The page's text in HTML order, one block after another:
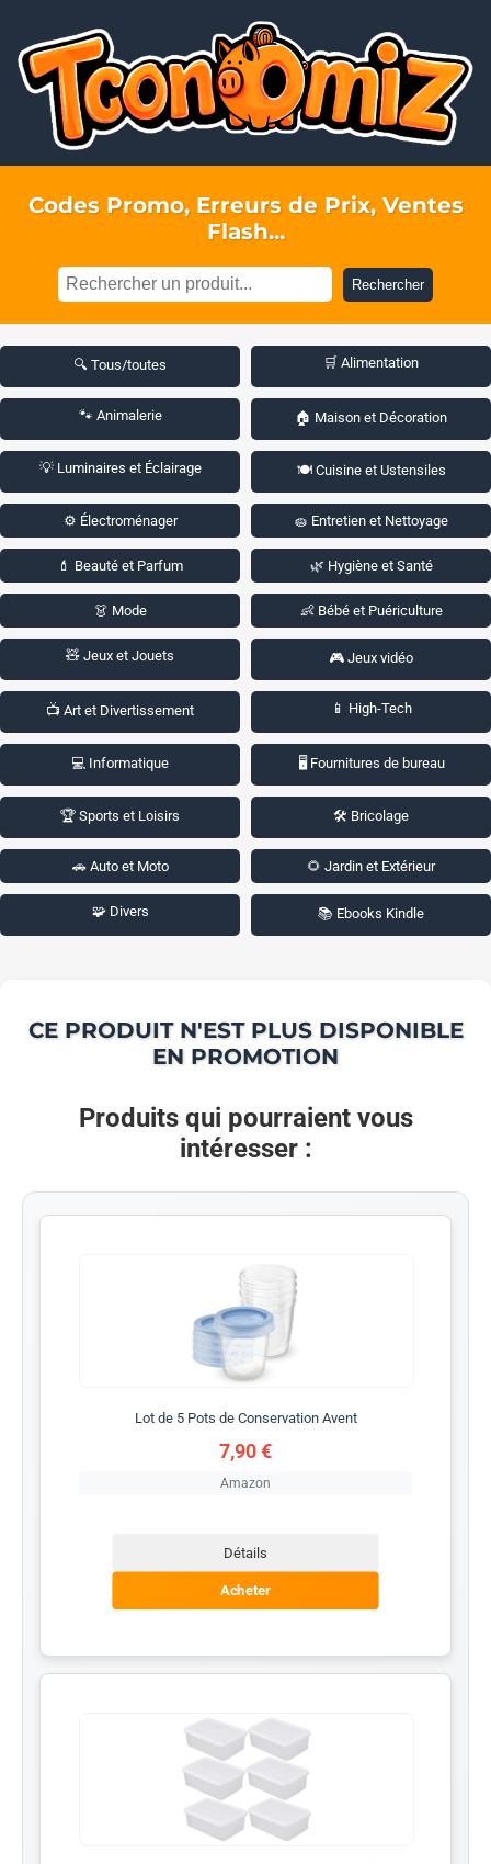
Codes Promo, Erreurs de Prix, Ventes
Flash...
Rechercher
🔍 Tous/toutes 🛒 Alimentation
🐾 Animalerie 🏠 Maison et Décoration
💡 Luminaires et Éclairage 🍽️ Cuisine et Ustensiles
⚙️ Électroménager 🧽 Entretien et Nettoyage
💄 Beauté et Parfum 🌿 Hygiène et Santé
👗 Mode 👶 Bébé et Puériculture
🧸 Jeux et Jouets 🎮 Jeux vidéo
📺 Art et Divertissement 📱 High-Tech
💻 Informatique 🖥️ Fournitures de bureau
🏆 Sports et Loisirs 🛠️ Bricolage
🚗 Auto et Moto 🌻 Jardin et Extérieur
🧩 Divers 📚 Ebooks Kindle
CE PRODUIT N'EST PLUS DISPONIBLE
EN PROMOTION
Produits qui pourraient vous
intéresser :
Lot de 5 Pots de Conservation Avent
7,90 €
Amazon
Détails
Acheter